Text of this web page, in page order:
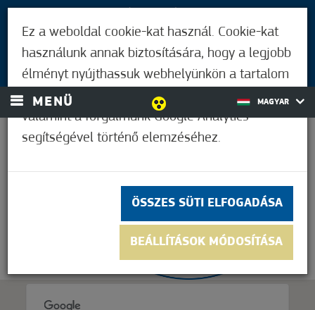
BEJELENTKEZÉS
MENÜ MAGYAR
Ez a weboldal cookie-kat használ. Cookie-kat
használunk annak biztosítására, hogy a legjobb
élményt nyújthassuk webhelyünkön a tartalom
és a hirdetések személyre szabásához,
valamint a forgalmunk Google Analytics
segítségével történő elemzéséhez.
ÖSSZES SÜTI ELFOGADÁSA
BEÁLLÍTÁSOK MÓDOSÍTÁSA